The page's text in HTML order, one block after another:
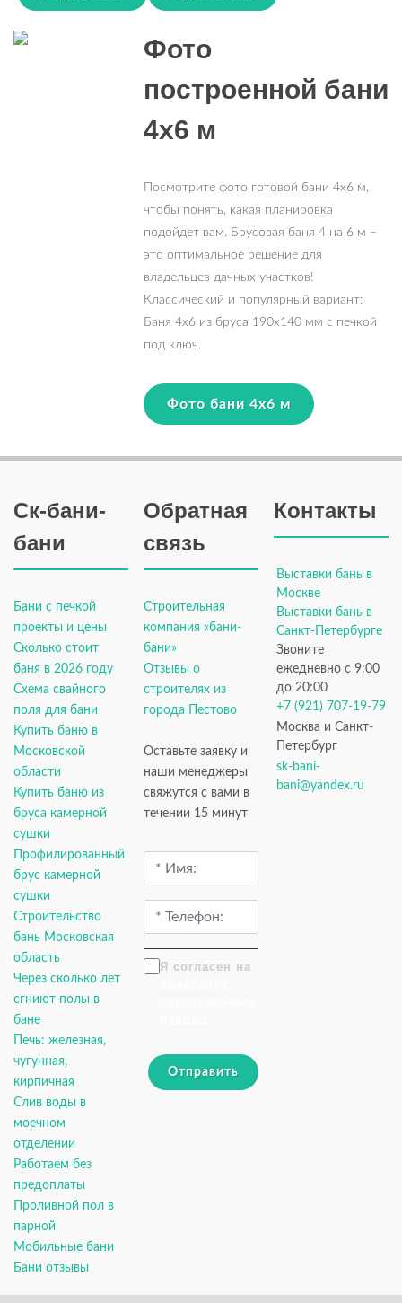
Фото
построенной бани
4х6 м
Посмотрите фото готовой бани 4х6 м,
чтобы понять, какая планировка
подойдет вам. Брусовая баня 4 на 6 м –
это оптимальное решение для
владельцев дачных участков!
Классический и популярный вариант:
Баня 4х6 из бруса 190х140 мм с печкой
под ключ.
Фото бани 4х6 м
Ск-бани-
бани
Бани с печкой
проекты и цены
Сколько стоит
баня в 2026 году
Схема свайного
поля для бани
Купить баню в
Московской
области
Купить баню из
бруса камерной
сушки
Профилированный
брус камерной
сушки
Строительство
бань Московская
область
Через сколько лет
сгниют полы в
бане
Печь: железная,
чугунная,
кирпичная
Слив воды в
моечном
отделении
Работаем без
предоплаты
Проливной пол в
парной
Мобильные бани
Бани отзывы
Обратная
связь
Строительная
компания «бани-
бани»
Отзывы о
строителях из
города Пестово
Оставьте заявку и
наши менеджеры
свяжутся с вами в
течении 15 минут
Я согласен на
Отправить
Контакты
Выставки бань в
Москве
Выставки бань в
Санкт-Петербурге
Звоните
ежедневно с 9:00
до 20:00
+7 (921) 707-19-79
Москва и Санкт-
Петербург
sk-bani-
bani@yandex.ru